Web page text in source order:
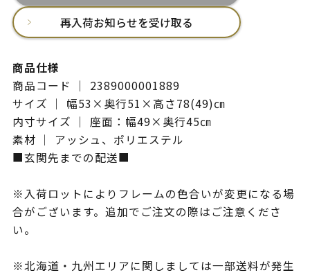
再入荷お知らせを受け取る
商品仕様
商品コード ｜ 2389000001889
サイズ ｜ 幅53×奥行51×高さ78(49)㎝
内寸サイズ ｜ 座面：幅49×奥行45㎝
素材 ｜ アッシュ、ポリエステル
■玄関先までの配送■
※入荷ロットによりフレームの色合いが変更になる場
合がございます。追加でご注文の際はご注意くださ
い。
※北海道・九州エリアに関しましては一部送料が発生